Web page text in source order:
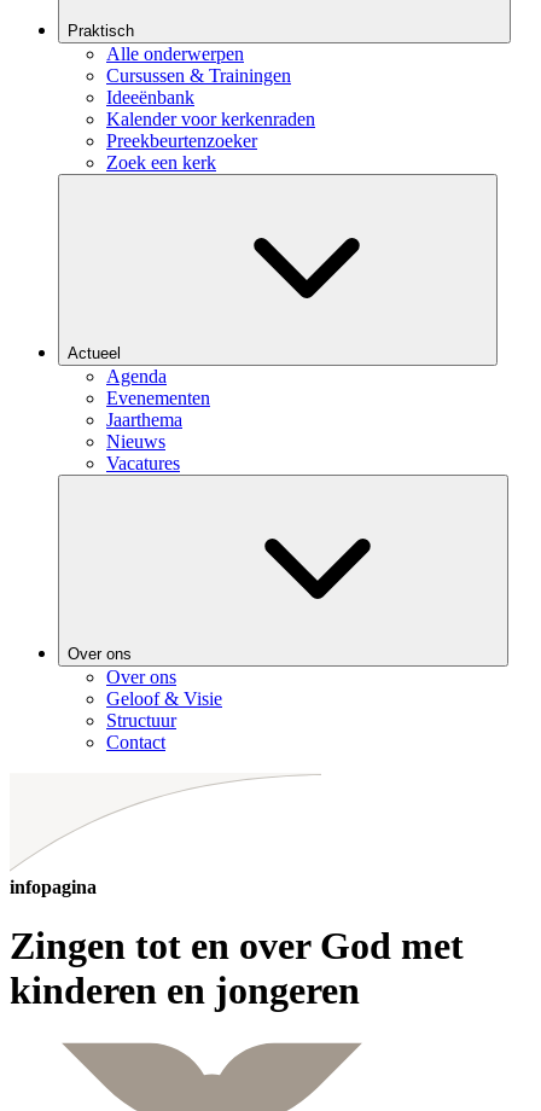
Praktisch
Alle onderwerpen
Cursussen & Trainingen
Ideeënbank
Kalender voor kerkenraden
Preekbeurtenzoeker
Zoek een kerk
Actueel
Agenda
Evenementen
Jaarthema
Nieuws
Vacatures
Over ons
Over ons
Geloof & Visie
Structuur
Contact
infopagina
Zingen tot en over God met
kinderen en jongeren